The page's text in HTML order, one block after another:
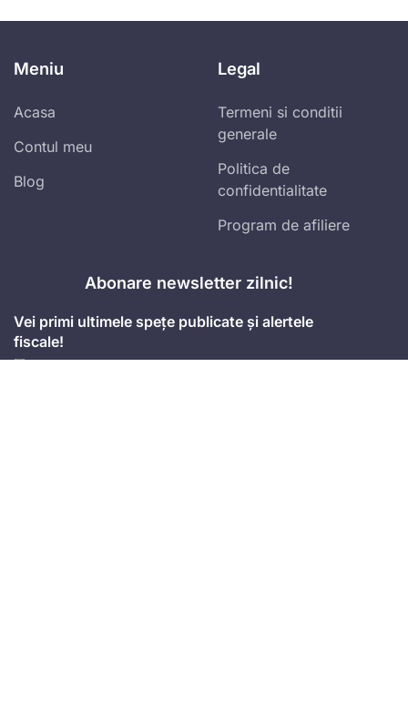
Meniu
Acasa
Contul meu
Blog
Legal
Termeni si conditii
generale
Politica de
confidentialitate
Program de afiliere
Abonare newsletter zilnic!
Vei primi ultimele spețe publicate și alertele
fiscale!
Accepttermenii și condițiile